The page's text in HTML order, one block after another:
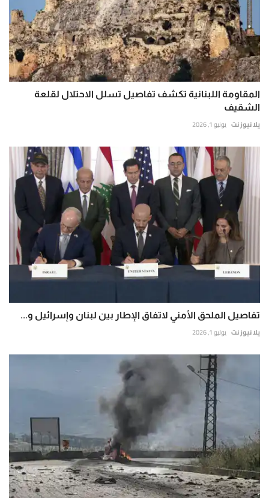
المقاومة اللبنانية تكشف تفاصيل تسلل الاحتلال لقلعة
الشقيف
يلا نيوز نت يونيو 1, 2026
تفاصيل الملحق الأمني لاتفاق الإطار بين لبنان وإسرائيل و...
يلا نيوز نت يوليو 1, 2026